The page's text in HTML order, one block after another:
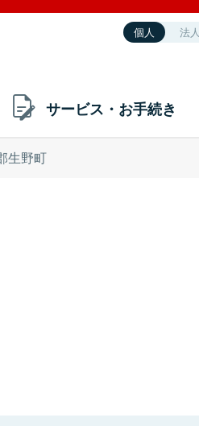
個人 法人
サービス・お手続き
生野町